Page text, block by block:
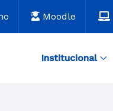
Moodle
Institucional